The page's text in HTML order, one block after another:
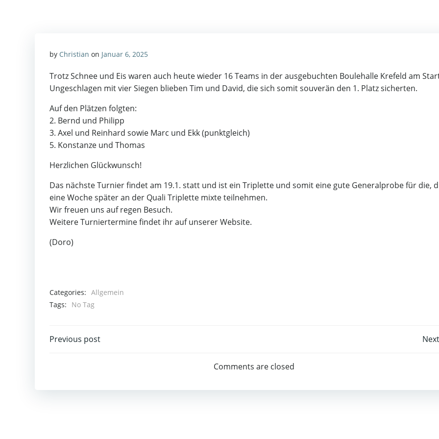
by Christian on Januar 6, 2025
Trotz Schnee und Eis waren auch heute wieder 16 Teams in der ausgebuchten Boulehalle Krefeld am
Ungeschlagen mit vier Siegen blieben Tim und David, die sich somit souverän den 1. Platz sicherten.
Auf den Plätzen folgten:
2. Bernd und Philipp
3. Axel und Reinhard sowie Marc und Ekk (punktgleich)
5. Konstanze und Thomas
Herzlichen Glückwunsch!
Das nächste Turnier findet am 19.1. statt und ist ein Triplette und somit eine gute Generalprobe für die,
eine Woche später an der Quali Triplette mixte teilnehmen.
Wir freuen uns auf regen Besuch.
Weitere Turniertermine findet ihr auf unserer Website.
(Doro)
Categories: Allgemein
Tags:
No Tag
Post
Previous post
navigation
Comments are closed